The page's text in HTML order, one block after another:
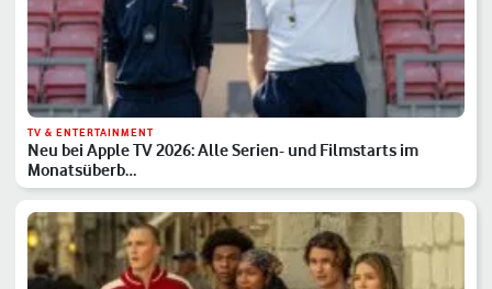
TV & ENTERTAINMENT
Neu bei Apple TV 2026: Alle Serien- und Filmstarts im
Monatsüberb…